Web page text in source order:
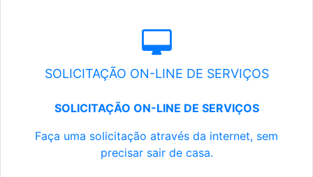
SOLICITAÇÃO ON-LINE DE SERVIÇOS
SOLICITAÇÃO ON-LINE DE SERVIÇOS
Faça uma solicitação através da internet, sem
precisar sair de casa.